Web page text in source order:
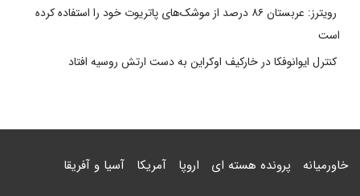
رویترز: عربستان ۸۶ درصد از موشک‌های پاتریوت خود را استفاده کرده
است
کنترل ایوانوفکا در خارکیف اوکراین به دست ارتش روسیه افتاد
خاورمیانه پرونده هسته ای اروپا آمریکا آسیا و آفریقا